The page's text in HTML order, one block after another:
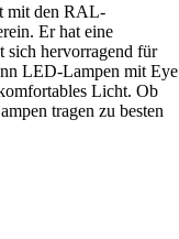
mit den RAL-
Er hat eine
sich hervorragend für
LED-Lampen mit Eye
Licht. Ob
tragen zu besten